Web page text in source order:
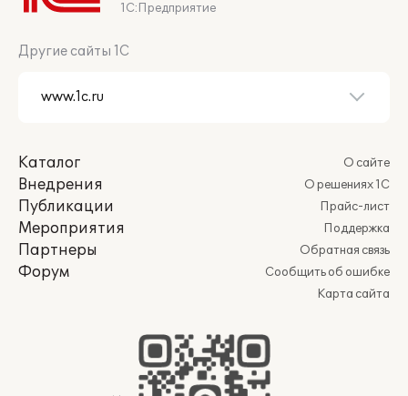
1С:Предприятие
Другие сайты 1С
Каталог
Внедрения
Публикации
Мероприятия
Партнеры
Форум
О сайте
О решениях 1С
Прайс-лист
Поддержка
Обратная связь
Сообщить об ошибке
Карта сайта